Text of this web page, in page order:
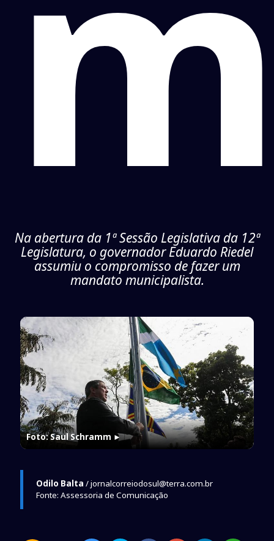
Na abertura da 1ª Sessão Legislativa da 12ª
Legislatura, o governador Eduardo Riedel
assumiu o compromisso de fazer um
mandato municipalista.
Foto: Saul Schramm ►
Odilo Balta / jornalcorreiodosul@terra.com.br
Fonte: Assessoria de Comunicação